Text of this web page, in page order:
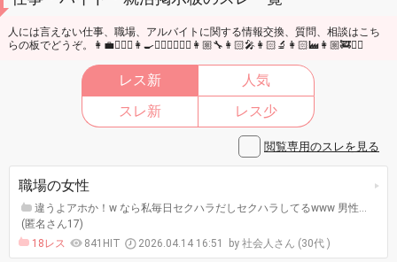
人には言えない仕事、職場、アルバイトに関する情報交換、質問、相談はこち
らの板でどうぞ。👩‍💼👩🏻‍✈️👩‍🍳👩🏼‍⚕️👩🏻‍⚖️👩🏼‍🔧👩🏻‍🎤👩🏻‍🔬👩🏻‍🏭👩🏼‍🚒🕵️‍♀️
レス新
人気
スレ新
レス少
閲覧専用のスレを見る
職場の女性
違うよアホか！w なら私毎日セクハラだしセクハラしてるwww 男性…
(匿名さん17)
18レス
841HIT 2026.04.14 16:51 社会人さん (30代 )